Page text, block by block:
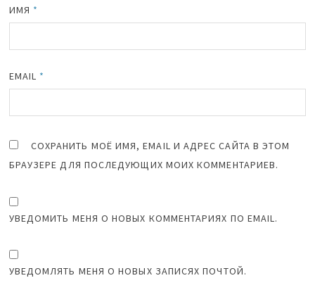
ИМЯ *
EMAIL *
СОХРАНИТЬ МОЁ ИМЯ, EMAIL И АДРЕС САЙТА В ЭТОМ
БРАУЗЕРЕ ДЛЯ ПОСЛЕДУЮЩИХ МОИХ КОММЕНТАРИЕВ.
УВЕДОМИТЬ МЕНЯ О НОВЫХ КОММЕНТАРИЯХ ПО EMAIL.
УВЕДОМЛЯТЬ МЕНЯ О НОВЫХ ЗАПИСЯХ ПОЧТОЙ.